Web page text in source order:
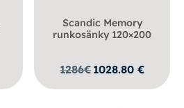
Scandic Memory
runkosänky 120×200
1286€ 1028.80€